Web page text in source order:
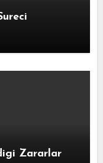
Zararlar